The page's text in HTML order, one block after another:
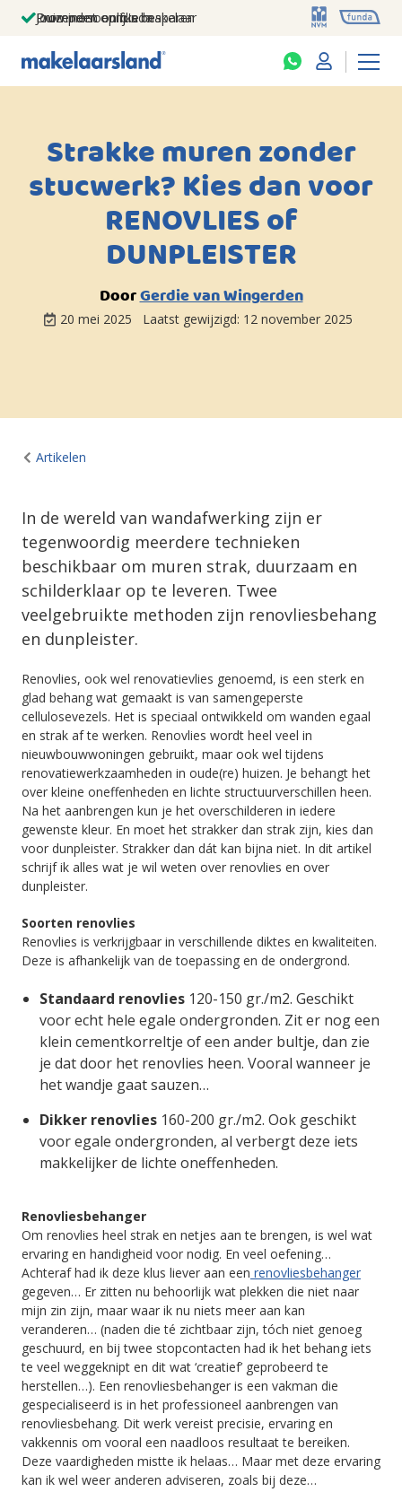
Jouw persoonlijke makelaar
Duizenden euro's besparen
Prominent op funda
Strakke muren zonder
stucwerk? Kies dan voor
RENOVLIES of
DUNPLEISTER
DoorGerdie van Wingerden
20 mei 2025 Laatst gewijzigd: 12 november 2025
Artikelen
In de wereld van wandafwerking zijn er
tegenwoordig meerdere technieken
beschikbaar om muren strak, duurzaam en
schilderklaar op te leveren. Twee
veelgebruikte methoden zijn renovliesbehang
en dunpleister.
Renovlies, ook wel renovatievlies genoemd, is een sterk en
glad behang wat gemaakt is van samengeperste
cellulosevezels. Het is speciaal ontwikkeld om wanden egaal
en strak af te werken. Renovlies wordt heel veel in
nieuwbouwwoningen gebruikt, maar ook wel tijdens
renovatiewerkzaamheden in oude(re) huizen. Je behangt het
over kleine oneffenheden en lichte structuurverschillen heen.
Na het aanbrengen kun je het overschilderen in iedere
gewenste kleur. En moet het strakker dan strak zijn, kies dan
voor dunpleister. Strakker dan dát kan bijna niet. In dit artikel
schrijf ik alles wat je wil weten over renovlies en over
dunpleister.
Soorten renovlies
Renovlies is verkrijgbaar in verschillende diktes en kwaliteiten.
Deze is afhankelijk van de toepassing en de ondergrond.
Standaard renovlies 120-150 gr./m2. Geschikt
voor echt hele egale ondergronden. Zit er nog een
klein cementkorreltje of een ander bultje, dan zie
je dat door het renovlies heen. Vooral wanneer je
het wandje gaat sauzen…
Dikker renovlies 160-200 gr./m2. Ook geschikt
voor egale ondergronden, al verbergt deze iets
makkelijker de lichte oneffenheden.
Renovliesbehanger
Om renovlies heel strak en netjes aan te brengen, is wel wat
ervaring en handigheid voor nodig. En veel oefening…
Achteraf had ik deze klus liever aan een renovliesbehanger
gegeven… Er zitten nu behoorlijk wat plekken die niet naar
mijn zin zijn, maar waar ik nu niets meer aan kan
veranderen… (naden die té zichtbaar zijn, tóch niet genoeg
geschuurd, en bij twee stopcontacten had ik het behang iets
te veel weggeknipt en dit wat ‘creatief’ geprobeerd te
herstellen…). Een renovliesbehanger is een vakman die
gespecialiseerd is in het professioneel aanbrengen van
renovliesbehang. Dit werk vereist precisie, ervaring en
vakkennis om vooral een naadloos resultaat te bereiken.
Deze vaardigheden mistte ik helaas… Maar met deze ervaring
kan ik wel weer anderen adviseren, zoals bij deze…